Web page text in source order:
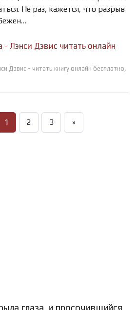
Не раз, кажется, что разрыв
- Лэнси Дэвис читать онлайн
Дэвис - читать книгу онлайн бесплатно,
1 2 3 »
глаза, и просочившийся